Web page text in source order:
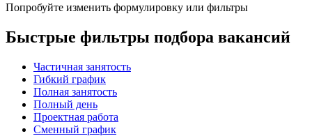
Попробуйте изменить формулировку или фильтры
Быстрые фильтры подбора вакансий
Частичная занятость
Гибкий график
Полная занятость
Полный день
Проектная работа
Сменный график